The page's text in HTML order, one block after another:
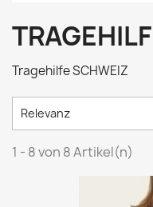
Tragehilfe SCHWEIZ
Relevanz
1 - 8 von 8 Artikel(n)